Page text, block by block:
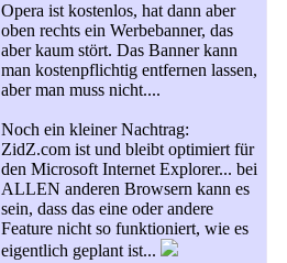
Opera ist kostenlos, hat dann aber
oben rechts ein Werbebanner, das
aber kaum stört. Das Banner kann
man kostenpflichtig entfernen lassen,
aber man muss nicht....
Noch ein kleiner Nachtrag:
ZidZ.com ist und bleibt optimiert für
den Microsoft Internet Explorer... bei
ALLEN anderen Browsern kann es
sein, dass das eine oder andere
Feature nicht so funktioniert, wie es
eigentlich geplant ist...